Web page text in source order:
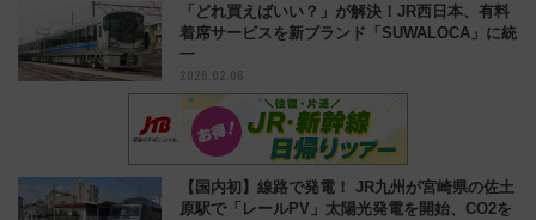
「どれ買えばいい？」が解決！JR西日本、有料
着席サービスを新ブランド「SUWALOCA」に統
一
2026.02.06
【国内初】線路で発電！ JR九州が宮崎県の佐土
原駅で「レールPV」太陽光発電を開始、CO2を